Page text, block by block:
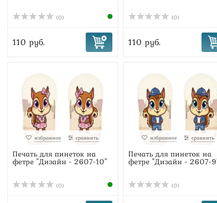
(0)
110 руб.
(0)
110 руб.
избранное сравнить
Печать для пинеток на
фетре "Дизайн - 2607-10"
(0)
избранное сравнить
Печать для пинеток на
фетре "Дизайн - 2607-
(0)